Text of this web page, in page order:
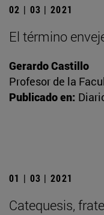
02 | 03 | 2021
El término
Gerardo Castillo
Profesor de la
Publicado en:
01 | 03 | 2021
Catequesis,